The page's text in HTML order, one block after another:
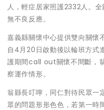
人，輕症居家照護2332人。全
無不良反應。
嘉義縣關懷中心提供雙向關懷
自4月20日啟動後以輪班方式
護期間call out關懷不間斷，
察運作情形。
翁縣長叮嚀，同仁對待民眾一
眾的問題形形色色，若第一時